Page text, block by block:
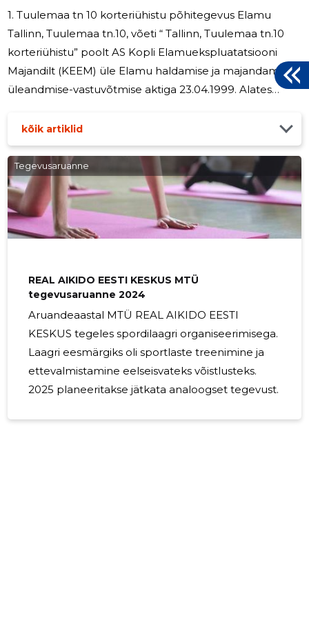
1. Tuulemaa tn 10 korteriühistu põhitegevus Elamu
Tallinn, Tuulemaa tn.10, võeti “ Tallinn, Tuulemaa tn.10
korteriühistu” poolt AS Kopli Elamuekspluatatsiooni
Majandilt (KEEM) üle Elamu haldamise ja majandamise
üleandmise-vastuvõtmise aktiga 23.04.1999. Alates
nimetatud korteriühistu. Vastavalt üleandmise-
vastuvõtmise aktile on KÜ võlgnevus KEEM-i ees 2379.-
krooni( 152,05 euro) ulatuses.2002.aastal võlgnevus oli
välja makstud. Tuulemaa tn 10 korteriühistu
põhitegevuseks on: -põhihooldusteenuste vahendus ja
osutamine korteriomanikule;
kõik artiklid
Tegevusaruanne
REAL AIKIDO EESTI KESKUS MTÜ
tegevusaruanne 2024
Aruandeaastal MTÜ REAL AIKIDO EESTI
KESKUS tegeles spordilaagri organiseerimisega.
Laagri eesmärgiks oli sportlaste treenimine ja
ettevalmistamine eelseisvateks võistlusteks.
2025 planeeritakse jätkata analoogset tegevust.